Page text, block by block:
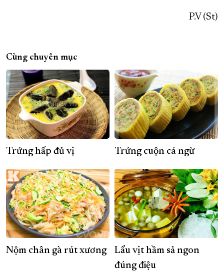
P.V (St)
Cùng chuyên mục
Trứng hấp đủ vị Trứng cuộn cá ngừ
Nộm chân gà rút xương
Lẩu vịt hầm sả ngon
đúng điệu